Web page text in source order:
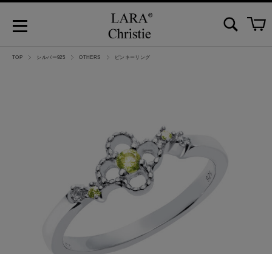
TOP シルバー925 OTHERS ピンキーリング